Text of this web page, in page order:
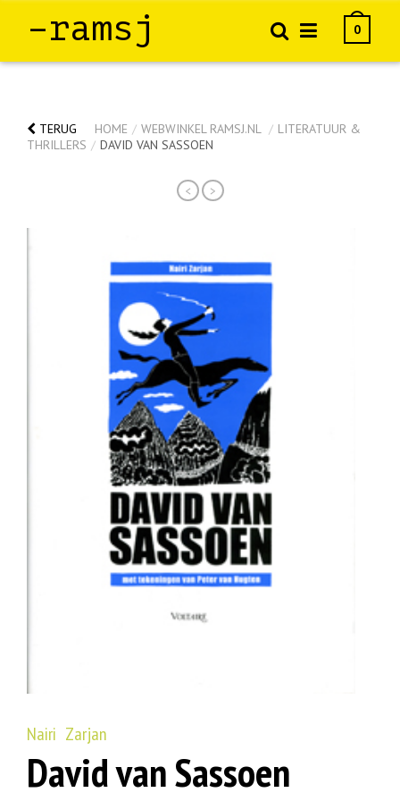
–ramsj 0
TERUG HOME / WEBWINKEL RAMSJ.NL / LITERATUUR &
THRILLERS / DAVID VAN SASSOEN
< >
Nairi Zarjan
David van Sassoen